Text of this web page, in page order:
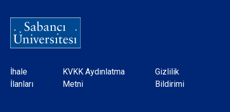
Dipnot
İhale
İlanları
KVKK Aydınlatma
Metni
Gizlilik
Bildirimi